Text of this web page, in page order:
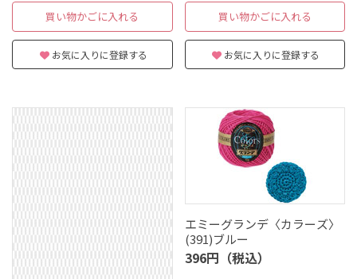
買い物かごに入れる
お気に入りに登録する
買い物かごに入れる
お気に入りに登録する
エミーグランデ〈カラーズ〉
(391)ブルー
396円（税込）